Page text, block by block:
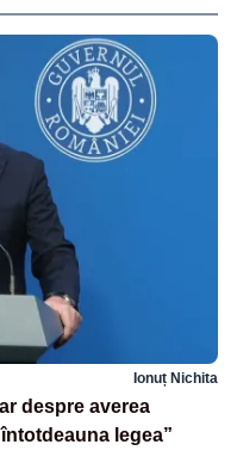
Ionuț Nichita
despre averea
legea”